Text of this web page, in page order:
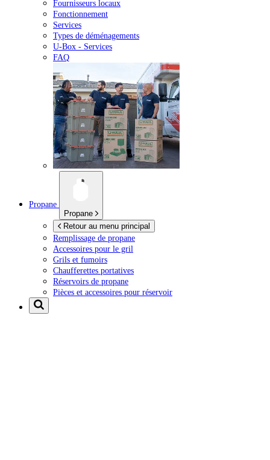
Fournisseurs locaux
Fonctionnement
Services
Types de déménagements
U-Box - Services
FAQ
Propane
Propane
Retour au menu principal
Remplissage de propane
Accessoires pour le gril
Grils et fumoirs
Chaufferettes portatives
Réservoirs de propane
Pièces et accessoires pour réservoir